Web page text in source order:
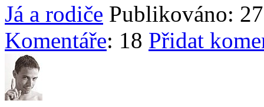
Já a rodiče Publikováno:
Komentáře: 18 Přidat